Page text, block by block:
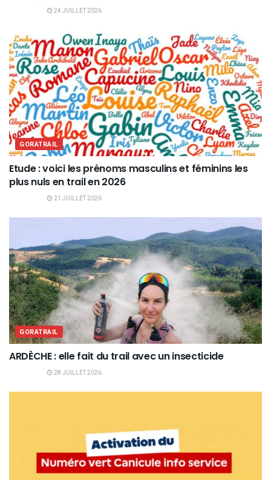
24 JUILLET 2026
GORATRAIL
Etude : voici les prénoms masculins et féminins les
plus nuls en trail en 2026
21 JUILLET 2026
GORATRAIL
ARDÈCHE : elle fait du trail avec un insecticide
28 JUILLET 2026